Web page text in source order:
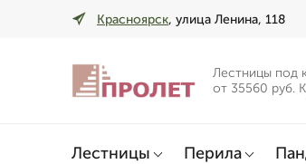
Красноярск, улица Ленина, 118
Лестницы под
от 35560 руб.
Лестницы Перила